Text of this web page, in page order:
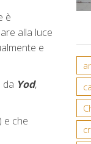
è
alla luce
e
da Yod,
e che